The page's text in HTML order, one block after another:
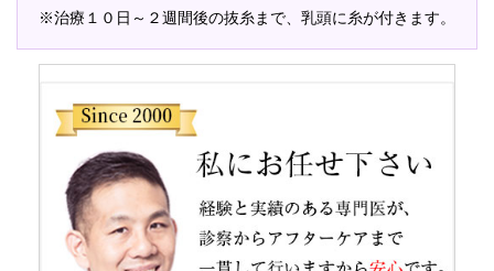
※治療１０日～２週間後の抜糸まで、乳頭に糸が付きます。